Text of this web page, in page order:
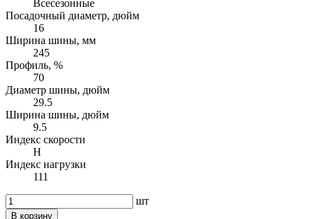
Всесезонные
Посадочный диаметр, дюйм
16
Ширина шины, мм
245
Профиль, %
70
Диаметр шины, дюйм
29.5
Ширина шины, дюйм
9.5
Индекс скорости
H
Индекс нагрузки
111
шт
В корзину